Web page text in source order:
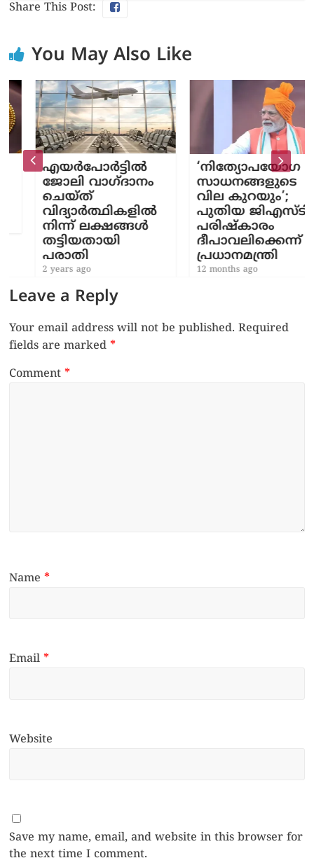
Share This Post:
You May Also Like
എയർപോർട്ടിൽ
ജോലി വാഗ്ദാനം
ചെയ്ത്‌
വിദ്യാർത്ഥികളിൽ
നിന്ന് ലക്ഷങ്ങൾ
തട്ടിയതായി
പരാതി
2 years ago
‘നിത്യോപയോഗ
സാധനങ്ങളുടെ
വില കുറയും’;
പുതിയ ജിഎസ്ടി
പരിഷ്കാരം
ദീപാവലിക്കെന്ന്
പ്രധാനമന്ത്രി
12 months ago
Leave a Reply
Your email address will not be published. Required
fields are marked*
Comment*
Name*
Email*
Website
Save my name, email, and website in this browser for
the next time I comment.